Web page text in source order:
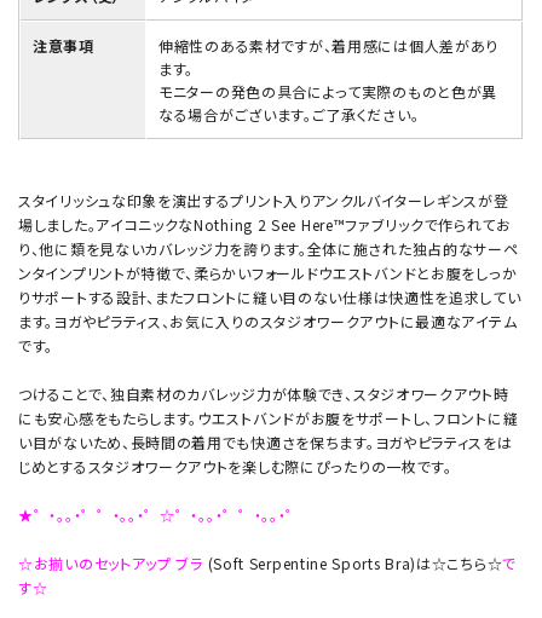
注意事項
伸縮性のある素材ですが、着用感には個人差があり
ます。
モニターの発色の具合によって実際のものと色が異
なる場合がございます。ご了承ください。
スタイリッシュな印象を演出するプリント入りアンクルバイターレギンスが登
場しました。アイコニックなNothing 2 See Here™ファブリックで作られてお
り、他に類を見ないカバレッジ力を誇ります。全体に施された独占的なサーペ
ンタインプリントが特徴で、柔らかいフォールドウエストバンドとお腹をしっか
りサポートする設計、またフロントに縫い目のない仕様は快適性を追求してい
ます。ヨガやピラティス、お気に入りのスタジオワークアウトに最適なアイテム
です。
つけることで、独自素材のカバレッジ力が体験でき、スタジオワークアウト時
にも安心感をもたらします。ウエストバンドがお腹をサポートし、フロントに縫
い目がないため、長時間の着用でも快適さを保ちます。ヨガやピラティスをは
じめとするスタジオワークアウトを楽しむ際にぴったりの一枚です。
★゜・。。・゜゜・。。・゜☆゜・。。・゜゜・。。・゜
☆お揃いのセットアップ ブラ (Soft Serpentine Sports Bra)は☆こちら☆で
す☆